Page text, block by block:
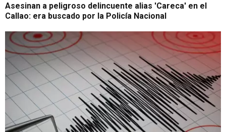
Asesinan a peligroso delincuente alias 'Careca' en el
Callao: era buscado por la Policía Nacional